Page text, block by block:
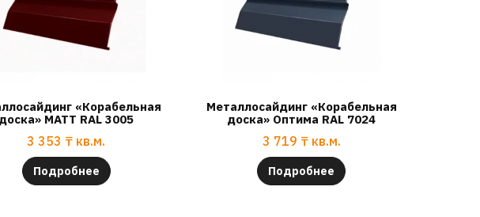
«Корабельная
доска» МАТТ RAL 3005
3 353 ₸ кв.м.
Подробнее
Металлосайдинг «Корабельная
доска» Оптима RAL 7024
3 719 ₸ кв.м.
Подробнее